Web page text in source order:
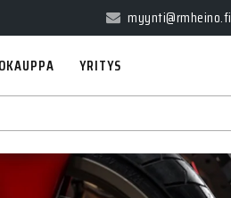
myynti@rmheino.fi
YRITYS